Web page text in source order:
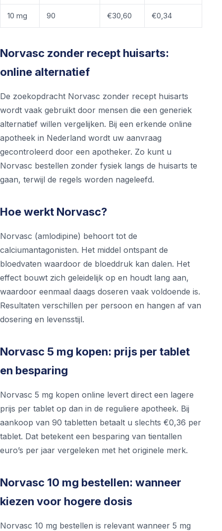
10 mg 90 €30,60 €0,34
Norvasc zonder recept huisarts:
online alternatief
De zoekopdracht Norvasc zonder recept huisarts
wordt vaak gebruikt door mensen die een generiek
alternatief willen vergelijken. Bij een erkende online
apotheek in Nederland wordt uw aanvraag
gecontroleerd door een apotheker. Zo kunt u
Norvasc bestellen zonder fysiek langs de huisarts te
gaan, terwijl de regels worden nageleefd.
Hoe werkt Norvasc?
Norvasc (amlodipine) behoort tot de
calciumantagonisten. Het middel ontspant de
bloedvaten waardoor de bloeddruk kan dalen. Het
effect bouwt zich geleidelijk op en houdt lang aan,
waardoor eenmaal daags doseren vaak voldoende is.
Resultaten verschillen per persoon en hangen af van
dosering en levensstijl.
Norvasc 5 mg kopen: prijs per tablet
en besparing
Norvasc 5 mg kopen online levert direct een lagere
prijs per tablet op dan in de reguliere apotheek. Bij
aankoop van 90 tabletten betaalt u slechts €0,36 per
tablet. Dat betekent een besparing van tientallen
euro’s per jaar vergeleken met het originele merk.
Norvasc 10 mg bestellen: wanneer
kiezen voor hogere dosis
Norvasc 10 mg bestellen is relevant wanneer 5 mg